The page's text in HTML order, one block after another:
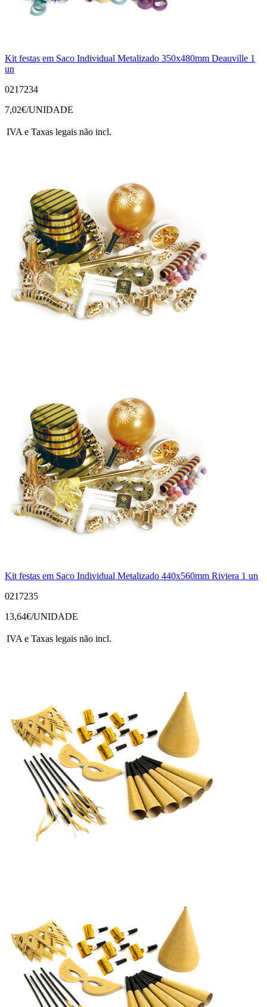
Kit festas em Saco Individual Metalizado 350x480mm Deauville 1
un
0217234
7,02€/UNIDADE
IVA e Taxas legais não incl.
Kit festas em Saco Individual Metalizado 440x560mm Riviera 1 un
0217235
13,64€/UNIDADE
IVA e Taxas legais não incl.